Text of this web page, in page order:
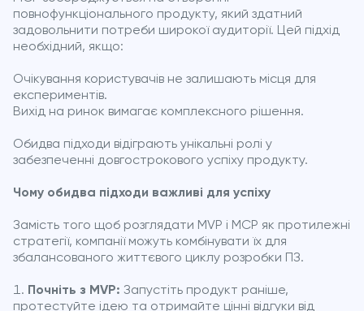
повнофункціонального продукту, який здатний
задовольнити потреби широкої аудиторії. Цей підхід
необхідний, якщо:
Очікування користувачів не залишають місця для
експериментів.
Вихід на ринок вимагає комплексного рішення.
Обидва підходи відіграють унікальні ролі у
забезпеченні довгострокового успіху продукту.
Чому обидва підходи важливі для успіху
Замість того щоб розглядати MVP і MCP як протилежні
стратегії, компанії можуть комбінувати їх для
збалансованого життєвого циклу розробки ПЗ.
Почніть з MVP: Запустіть продукт раніше,
протестуйте ідею та отримайте цінні відгуки від